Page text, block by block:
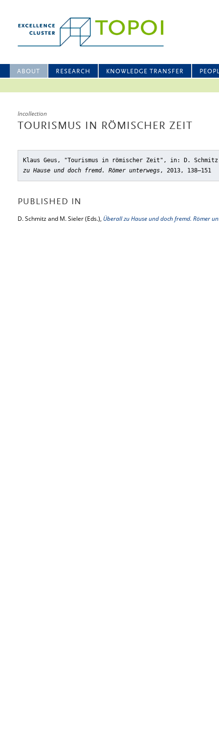
ABOUT RESEARCH KNOWLEDGE TRANSFER
Incollection
TOURISMUS IN RÖMISCHER ZEIT
Klaus Geus, "Tourismus in römischer Zeit" , in: D.
zu Hause und doch fremd. Römer unterwegs, 2013, 138–151
PUBLISHED IN
D. Schmitz and M. Sieler (Eds.), Überall zu Hause und doch fremd. Römer